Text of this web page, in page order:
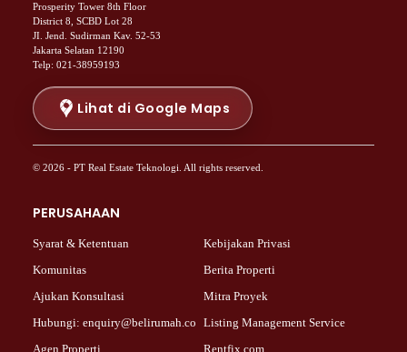
Properti Dijual di Senen >
Properti Dijual di Tanah Abang >
Properti Dijual di Cikini >
Properti Dijual di Pasar Baru >
Properti Dijual di Bendungan Hilir >
Properti Dijual di Cilandak >
Properti Dijual di Gandaria Selatan >
Properti Dijual di Pondok Labu >
Properti Dijual di Cipete Selatan >
Properti Dijual di Senayan >
Prosperity Tower 8th Floor
District 8, SCBD Lot 28
JI. Jend. Sudirman Kav. 52-53
Jakarta Selatan 12190
Telp: 021-38959193
Lihat di Google Maps
© 2026 - PT Real Estate Teknologi. All rights reserved.
PERUSAHAAN
Syarat & Ketentuan Kebijakan Privasi
Komunitas Berita Properti
Ajukan Konsultasi Mitra Proyek
Hubungi: enquiry@belirumah.co Listing Management Service
Agen Properti Rentfix.com